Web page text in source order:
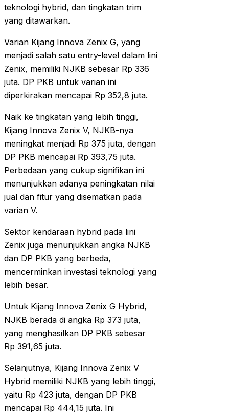
teknologi hybrid, dan tingkatan trim
yang ditawarkan.
Varian Kijang Innova Zenix G, yang
menjadi salah satu entry-level dalam lini
Zenix, memiliki NJKB sebesar Rp 336
juta. DP PKB untuk varian ini
diperkirakan mencapai Rp 352,8 juta.
Naik ke tingkatan yang lebih tinggi,
Kijang Innova Zenix V, NJKB-nya
meningkat menjadi Rp 375 juta, dengan
DP PKB mencapai Rp 393,75 juta.
Perbedaan yang cukup signifikan ini
menunjukkan adanya peningkatan nilai
jual dan fitur yang disematkan pada
varian V.
Sektor kendaraan hybrid pada lini
Zenix juga menunjukkan angka NJKB
dan DP PKB yang berbeda,
mencerminkan investasi teknologi yang
lebih besar.
Untuk Kijang Innova Zenix G Hybrid,
NJKB berada di angka Rp 373 juta,
yang menghasilkan DP PKB sebesar
Rp 391,65 juta.
Selanjutnya, Kijang Innova Zenix V
Hybrid memiliki NJKB yang lebih tinggi,
yaitu Rp 423 juta, dengan DP PKB
mencapai Rp 444,15 juta. Ini